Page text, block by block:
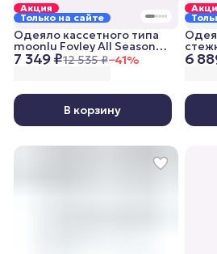
Акция
Только на сайте
7 349 ₽12 535 ₽−41%
Одеяло кассетного типа
moonlu Fovley All Seasons,
200x220 см, всесезонное
В корзину
6